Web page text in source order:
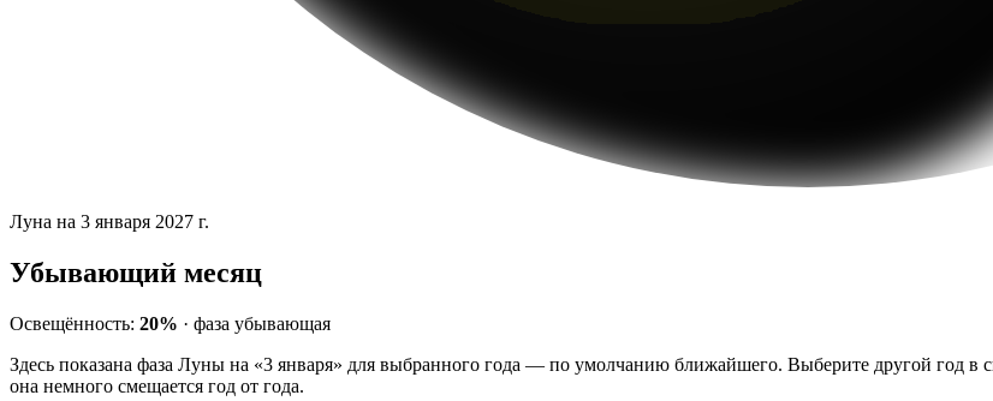
Луна на 3 января 2027 г.
Убывающий месяц
Освещённость: 20% · фаза убывающая
Здесь показана фаза Луны на «3 января» для выбранного года — по умолчанию ближайшего. Выберите другой год в
она немного смещается год от года.